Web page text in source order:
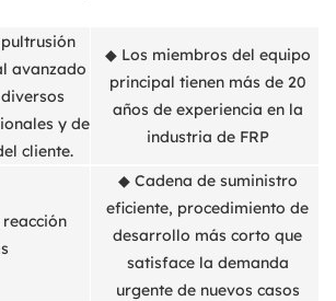
avanzado
y de
cliente.
◆ Los miembros del equipo
principal tienen más de 20
años de experiencia en la
industria de FRP
◆ Cadena de suministro
eficiente, procedimiento de
desarrollo más corto que
satisface la demanda
urgente de nuevos casos